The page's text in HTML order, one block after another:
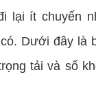
lại ít chuyến
Dưới đây là
tải và số